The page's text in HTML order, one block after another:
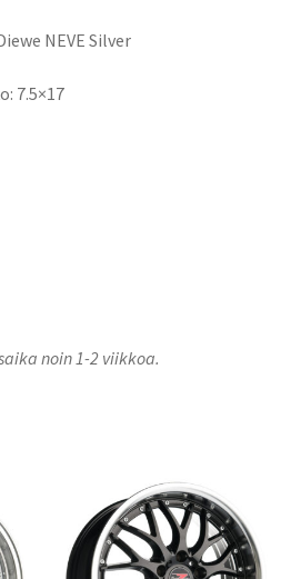
NEVE Silver
7.5×17
noin 1-2 viikkoa.